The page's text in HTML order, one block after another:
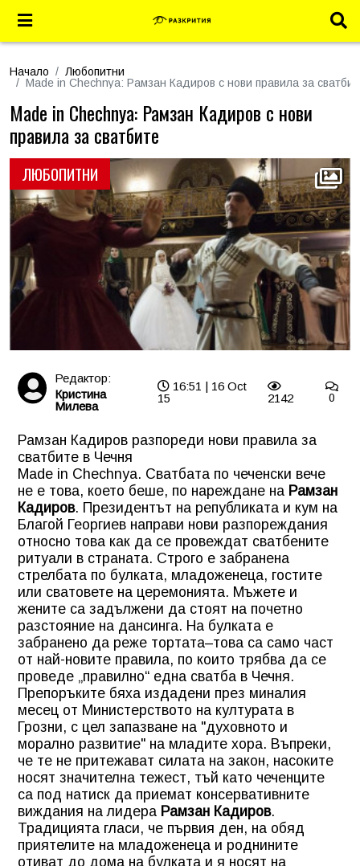
Начало
Любопитни
Made in Chechnya: Рамзан Кадиров с нови правила за
ЛЮБОПИТНИ
Made in Chechnya: Рамзан Кадиров с нови
правила за сватбите
Редактор:
Кристина
Милева
16:51 | 16 Oct
15
2142 0
Рамзан Кадиров разпореди нови правила за
сватбите в Чечня
Made in Chechnya. Сватбата по чеченски вече
не е това, което беше, по нареждане на Рамзан
Кадиров. Президентът на републиката и кум на
Благой Георгиев направи нови разпореждания
относно това как да се провеждат сватбените
ритуали в страната. Строго е забранена
стрелбата по булката, младоженеца, гостите
или сватовете на церемонията. Мъжете и
жените са задължени да стоят на почетно
разстояние на дансинга. На булката е
забранено да реже тортата–това са само част
от най-новите правила, по които трябва да се
проведе „правилно“ една сватба в Чечня.
Препоръките бяха издадени през миналия
месец от Министерството на културата в
Грозни, с цел запазване на "духовното и
морално развитие" на младите хора. Въпреки,
че те не притежават силата на закон, насоките
носят значителна тежест, тъй като чеченците
са под натиск да приемат консервативните
виждания на лидера Рамзан Кадиров.
Традицията гласи, че първия ден, на обяд
приятелите на младоженеца и роднините
отиват до дома на булката и я носят на